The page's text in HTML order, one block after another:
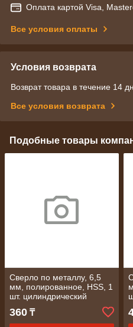
Оплата картой Visa,
Все условия оплаты
Условия возврата
Возврат товара в течение 14
Все условия возврата
Подобные товары
Сверло по металлу, 6,5
мм, полированное, HSS, 1
шт. цилиндрический
360 ₸